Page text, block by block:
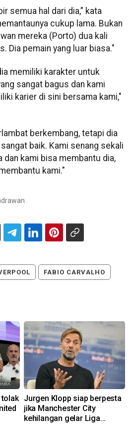
semua hal dari dia,” kata
cukup lama. Bukan
mereka (Porto) dua kali
Dia pemain yang luar biasa."
memiliki karakter untuk
sangat bagus dan kami
karier di sini bersama kami,"
berkembang, tetapi dia
baik. Kami senang sekali
dan kami bisa membantu dia,
kami."
FABIO CARVALHO
tolak
Jurgen Klopp siap berpesta
jika Manchester City
kehilangan gelar Liga